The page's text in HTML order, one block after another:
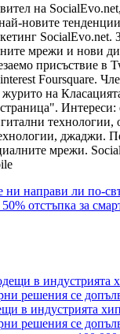
на
новите
SocialEvo.net.
мрежи и нови
присъствие в
Foursquare.
на
технологии,
джаджи.
мрежи.
направи ли по-
отстъпка за
в индустрията
решения се